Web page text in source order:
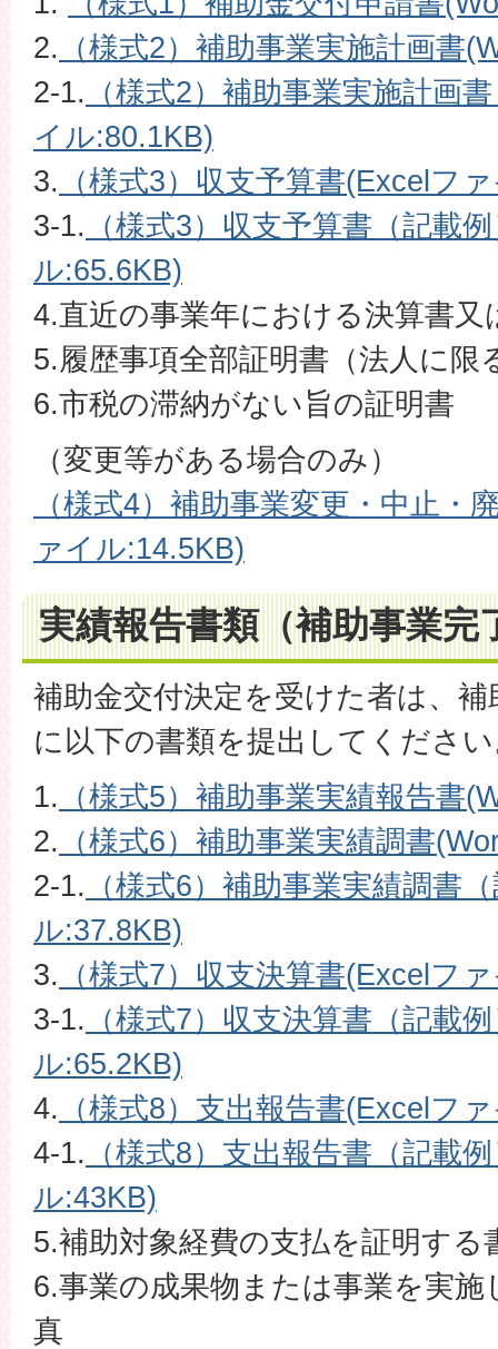
2. （様式2）補助事業実施計画書
2-1. （様式2）補助事業実施計画
イル:80.1KB)
3. （様式3）収支予算書(Excelフ
3-1. （様式3）収支予算書（記載
ル:65.6KB)
4.直近の事業年における決算書又
5.履歴事項全部証明書（法人に限
6.市税の滞納がない旨の証明書
（変更等がある場合のみ）
（様式4）補助事業変更・中止・
ァイル:14.5KB)
実績報告書類（補助事業完
補助金交付決定を受けた者は、
に以下の書類を提出してくださ
1. （様式5）補助事業実績報告書
2. （様式6）補助事業実績調書
2-1. （様式6）補助事業実績調書
ル:37.8KB)
3. （様式7）収支決算書(Excelフ
3-1. （様式7）収支決算書（記載
ル:65.2KB)
4. （様式8）支出報告書(Excelフ
4-1. （様式8）支出報告書（記載
ル:43KB)
5.補助対象経費の支払を証明する
6.事業の成果物または事業を実
真